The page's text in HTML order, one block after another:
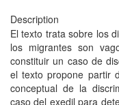
Description
El texto trata sobre los
los migrantes son
constituir un caso de
el texto propone partir
conceptual de la
caso del exedil para